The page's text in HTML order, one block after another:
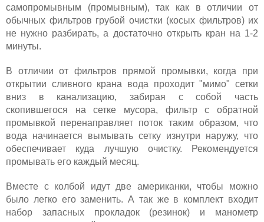
самопромывным (промывным), так как в отличии от
обычных фильтров грубой очистки (косых фильтров) их
не нужно разбирать, а достаточно открыть кран на 1-2
минуты.
В отличии от фильтров прямой промывки, когда при
открытии сливного крана вода проходит "мимо" сетки
вниз в канализацию, забирая с собой часть
скопившегося на сетке мусора, фильтр с обратной
промывкой перенаправляет поток таким образом, что
вода начинается вымывать сетку изнутри наружу, что
обеспечивает куда лучшую очистку. Рекомендуется
промывать его каждый месяц.
Вместе с колбой идут две американки, чтобы можно
было легко его заменить. А так же в комплект входит
набор запасных прокладок (резинок) и манометр